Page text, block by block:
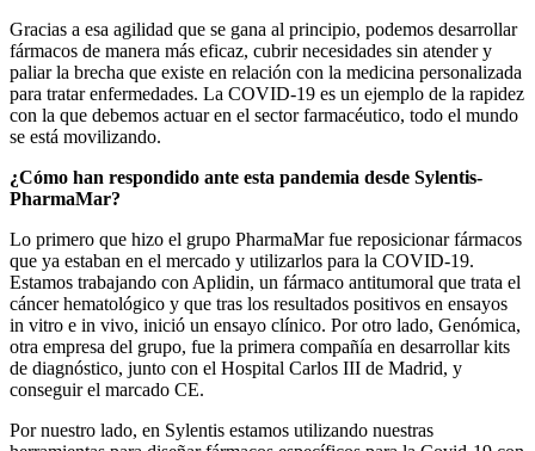
Gracias a esa agilidad que se gana al principio, podemos desarrollar
fármacos de manera más eficaz, cubrir necesidades sin atender y
paliar la brecha que existe en relación con la medicina personalizada
para tratar enfermedades. La COVID-19 es un ejemplo de la rapidez
con la que debemos actuar en el sector farmacéutico, todo el mundo
se está movilizando.
¿Cómo han respondido ante esta pandemia desde Sylentis-
PharmaMar?
Lo primero que hizo el grupo PharmaMar fue reposicionar fármacos
que ya estaban en el mercado y utilizarlos para la COVID-19.
Estamos trabajando con Aplidin, un fármaco antitumoral que trata el
cáncer hematológico y que tras los resultados positivos en ensayos
in vitro e in vivo, inició un ensayo clínico. Por otro lado, Genómica,
otra empresa del grupo, fue la primera compañía en desarrollar kits
de diagnóstico, junto con el Hospital Carlos III de Madrid, y
conseguir el marcado CE.
Por nuestro lado, en Sylentis estamos utilizando nuestras